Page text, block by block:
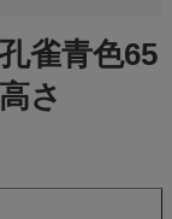
雀青色65
さ